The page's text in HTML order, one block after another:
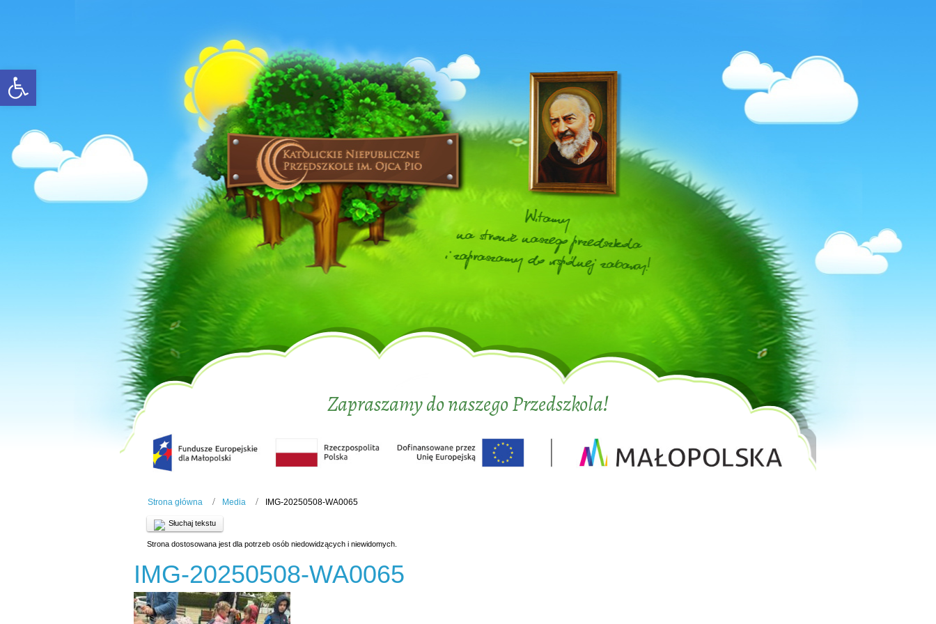
Open toolbar
Zapraszamy do naszego Przedszkola!
Strona główna Media IMG-20250508-WA0065
Słuchaj tekstu
Strona dostosowana jest dla potrzeb osób niedowidzących i niewidomych.
IMG-20250508-WA0065